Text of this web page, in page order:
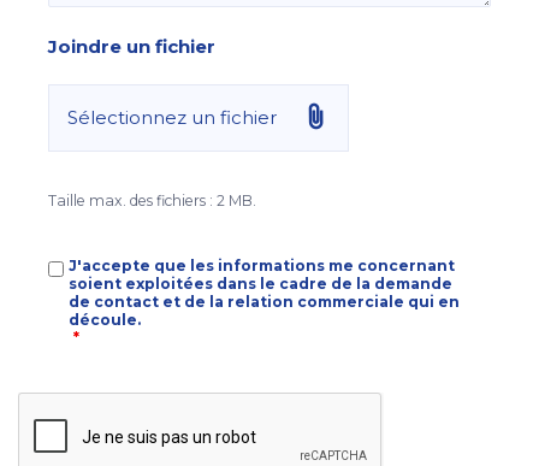
Joindre un fichier
Sélectionnez un fichier
Taille max. des fichiers : 2 MB.
RGPD *
J'accepte que les informations me concernant
soient exploitées dans le cadre de la demande
de contact et de la relation commerciale qui en
découle.
*